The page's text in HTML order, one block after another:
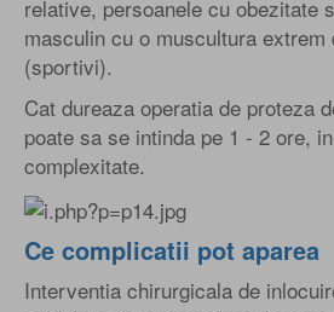
relative, persoanele cu obezitate
masculin cu o muscultura extrem
(sportivi).
Cat dureaza operatia de proteza
poate sa se intinda pe 1 - 2 ore,
complexitate.
Ce complicatii pot aparea
Interventia chirurgicala de